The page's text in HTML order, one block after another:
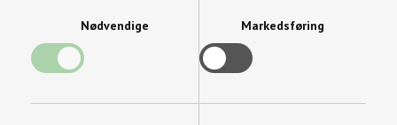
Nødvendige Markedsføring
Stålulden kan bruges til slibning og glatning af
træoverflader efter grunding, før maling. Kombineret
med lakfjerner, kan fjerne gamle belægninger fra antikke